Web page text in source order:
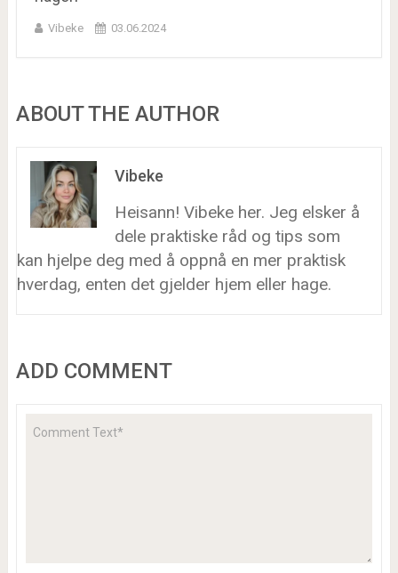
Vibeke 03.06.2024
ABOUT THE AUTHOR
Vibeke
Heisann! Vibeke her. Jeg elsker å
dele praktiske råd og tips som
kan hjelpe deg med å oppnå en mer praktisk
hverdag, enten det gjelder hjem eller hage.
ADD COMMENT